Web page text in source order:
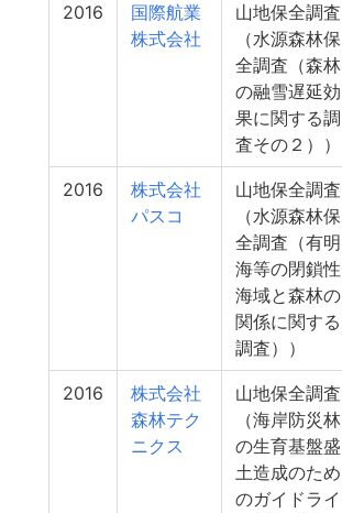
2016
国際航業
株式会社
山地保全調査
（水源森林保
全調査（森林
の融雪遅延効
果に関する調
査その２））
2016
株式会社
パスコ
山地保全調査
（水源森林保
全調査（有明
海等の閉鎖性
海域と森林の
関係に関する
調査））
2016
株式会社
森林テク
ニクス
山地保全調査
（海岸防災林
の生育基盤盛
土造成のため
のガイドライ